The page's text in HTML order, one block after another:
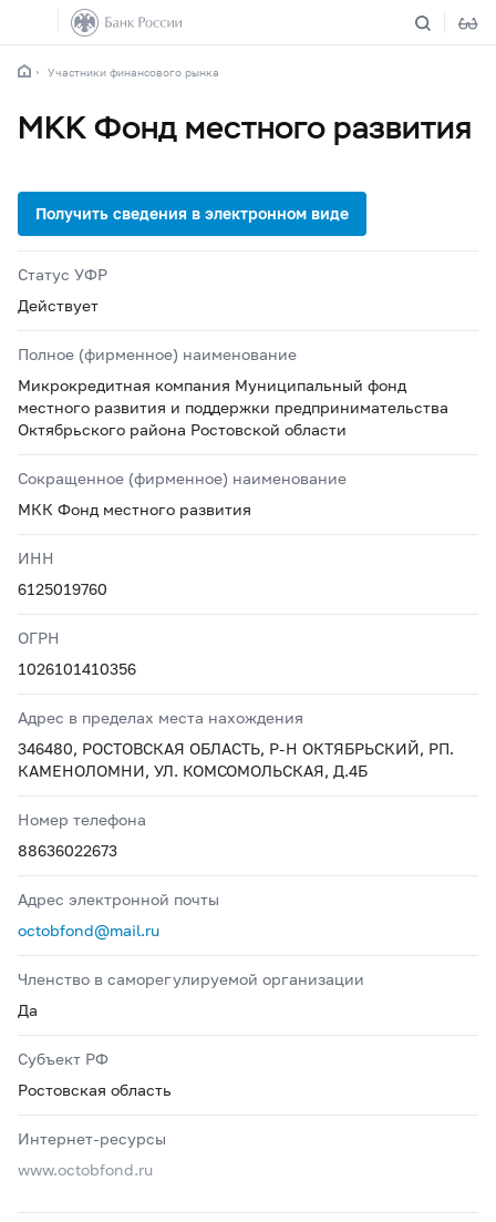
Участники финансового рынка
МКК Фонд местного развития
Статус УФР
Действует
Полное (фирменное) наименование
Микрокредитная компания Муниципальный фонд
местного развития и поддержки предпринимательства
Октябрьского района Ростовской области
Сокращенное (фирменное) наименование
МКК Фонд местного развития
ИНН
6125019760
ОГРН
1026101410356
Адрес в пределах места нахождения
346480, РОСТОВСКАЯ ОБЛАСТЬ, Р-Н ОКТЯБРЬСКИЙ, РП.
КАМЕНОЛОМНИ, УЛ. КОМСОМОЛЬСКАЯ, Д.4Б
Номер телефона
88636022673
Адрес электронной почты
octobfond@mail.ru
Членство в саморегулируемой организации
Да
Субъект РФ
Ростовская область
Интернет-ресурсы
www.octobfond.ru